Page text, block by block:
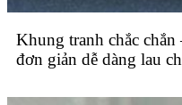
Khung tranh chắc chắn
đơn giản dễ dàng lau